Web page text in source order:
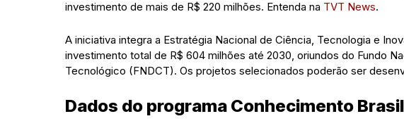
investimento de mais de R$ 220 milhões. Entenda na TVT News.
A iniciativa integra a Estratégia Nacional de Ciência, Tecnologia e
investimento total de R$ 604 milhões até 2030, oriundos do Fundo
Tecnológico (FNDCT). Os projetos selecionados poderão ser
Dados do programa Conhecimento Brasil